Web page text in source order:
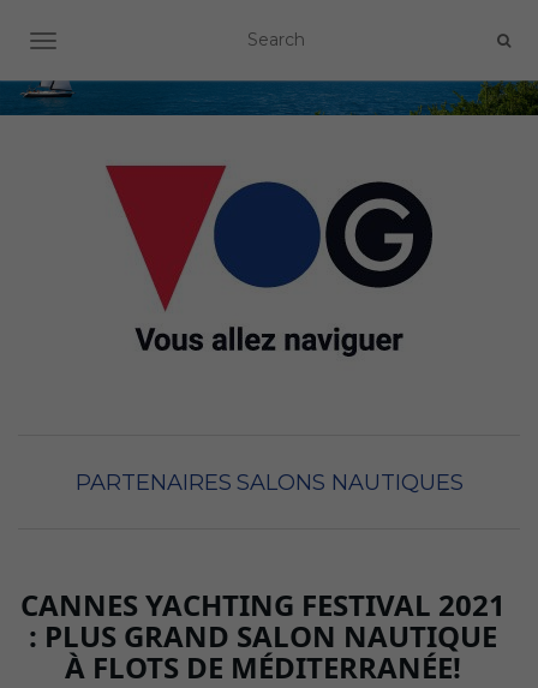
OUVRIR/FERMER LA NAVIGATION
PARTENAIRES SALONS NAUTIQUES
CANNES YACHTING FESTIVAL 2021
: PLUS GRAND SALON NAUTIQUE
À FLOTS DE MÉDITERRANÉE!